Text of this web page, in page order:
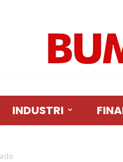
INDUSTRI